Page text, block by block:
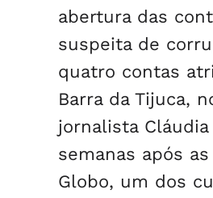
abertura das
suspeita de
quatro contas
Barra da Tijuca,
jornalista
semanas após
Globo, um dos